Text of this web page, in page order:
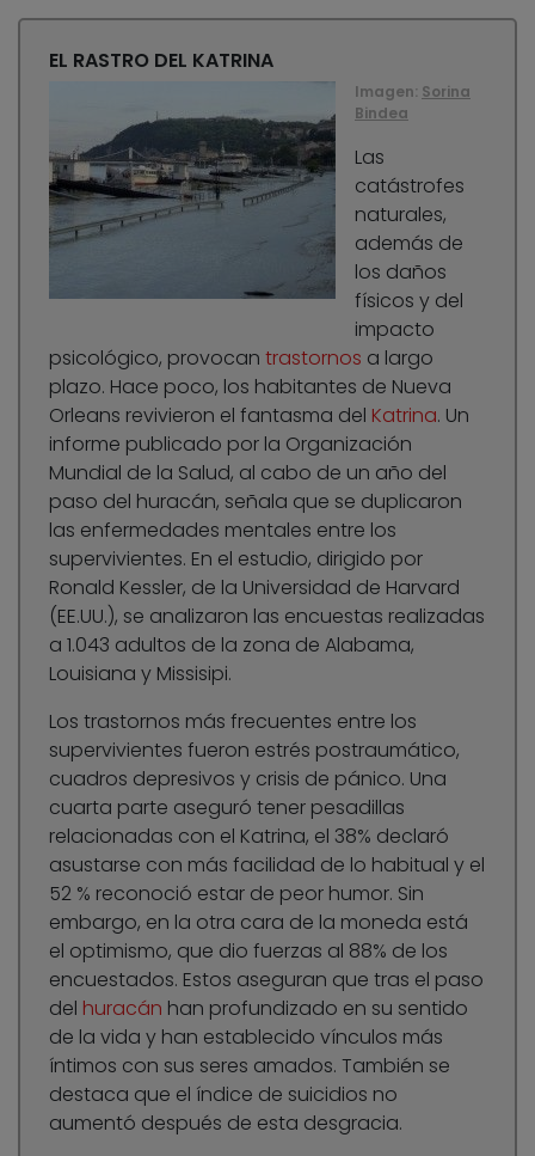
EL RASTRO DEL KATRINA
Imagen: Sorina
Bindea
Las
catástrofes
naturales,
además de
los daños
físicos y del
impacto
psicológico, provocan trastornos a largo
plazo. Hace poco, los habitantes de Nueva
Orleans revivieron el fantasma del Katrina. Un
informe publicado por la Organización
Mundial de la Salud, al cabo de un año del
paso del huracán, señala que se duplicaron
las enfermedades mentales entre los
supervivientes. En el estudio, dirigido por
Ronald Kessler, de la Universidad de Harvard
(EE.UU.), se analizaron las encuestas realizadas
a 1.043 adultos de la zona de Alabama,
Louisiana y Missisipi.
Los trastornos más frecuentes entre los
supervivientes fueron estrés postraumático,
cuadros depresivos y crisis de pánico. Una
cuarta parte aseguró tener pesadillas
relacionadas con el Katrina, el 38% declaró
asustarse con más facilidad de lo habitual y el
52 % reconoció estar de peor humor. Sin
embargo, en la otra cara de la moneda está
el optimismo, que dio fuerzas al 88% de los
encuestados. Estos aseguran que tras el paso
del huracán han profundizado en su sentido
de la vida y han establecido vínculos más
íntimos con sus seres amados. También se
destaca que el índice de suicidios no
aumentó después de esta desgracia.